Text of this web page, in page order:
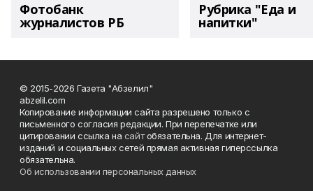
Фотобанк
журналистов РБ
Рубрика "Еда и
напитки"
© 2015-2026 Газета "Абзелил"
abzelil.com
Копирование информации сайта разрешено только с
письменного согласия редакции. При перепечатке или
цитировании ссылка на сайтобязательна. Для интернет-
изданий и социальных сетей прямая активная гиперссылка
обязательна.
Об использовании персональных данных